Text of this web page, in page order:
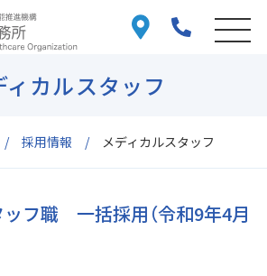
採用情報 メディカルスタッフ
ィカルスタッフ
フ職 一括採用（令和9年4月